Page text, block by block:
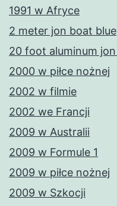
1991 w Afryce
2 meter jon boat
20 foot aluminum
2000 w piłce nożnej
2002 w filmie
2002 we Francji
2009 w Australii
2009 w Formule 1
2009 w piłce nożnej
2009 w Szkocji